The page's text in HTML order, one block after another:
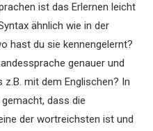
ist das Erlernen leicht
ähnlich wie in der
hast du sie kennengelernt?
genauer und
mit dem Englischen? In
dass die
der wortreichsten ist und